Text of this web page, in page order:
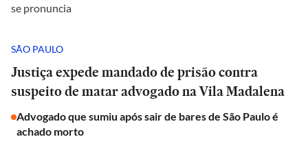
se pronuncia
SÃO PAULO
Justiça expede mandado de prisão contra
suspeito de matar advogado na Vila Madalena
Advogado que sumiu após sair de bares de São Paulo é
achado morto